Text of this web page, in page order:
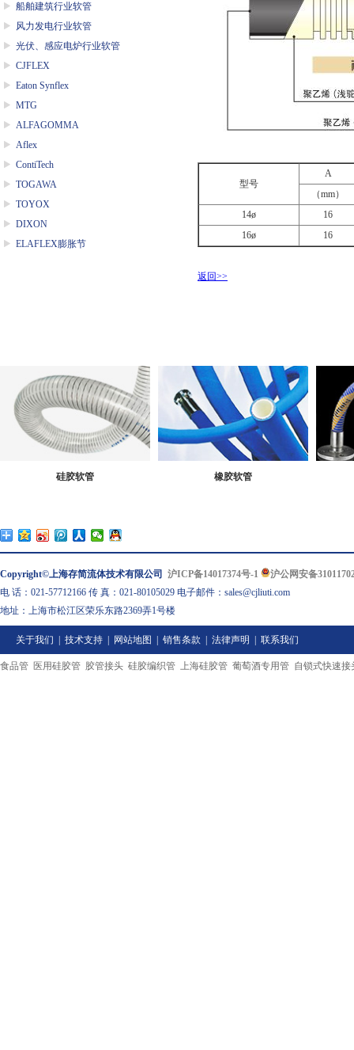
船舶建筑行业软管
风力发电行业软管
光伏、感应电炉行业软管
CJFLEX
Eaton Synflex
MTG
ALFAGOMMA
Aflex
ContiTech
TOGAWA
TOYOX
DIXON
ELAFLEX膨胀节
型号
A
（mm）
14ø
16
16ø 16
返回>>
硅胶软管 橡胶软管
Copyright©上海存简流体技术有限公司 沪ICP备14017374号-1
沪公网安备
电 话：021-57712166 传 真：021-80105029 电子邮件：sales@cjliuti.com
地址：上海市松江区荣乐东路2369弄1号楼
关于我们 技术支持 网站地图 销售条款 法律声明 联系我们
食品管 医用硅胶管 胶管接头 硅胶编织管 上海硅胶管 葡萄酒专用管 自锁式快速接